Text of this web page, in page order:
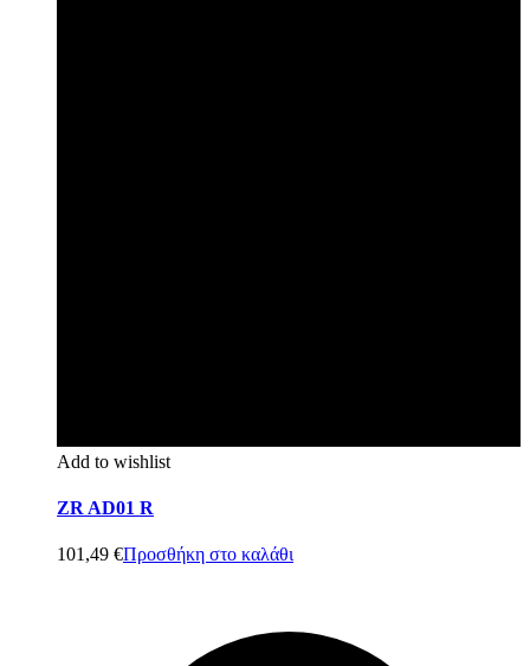
Add to wishlist
ZR AD01 R
101,49 €Προσθήκη στο καλάθι